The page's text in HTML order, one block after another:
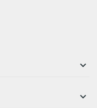

